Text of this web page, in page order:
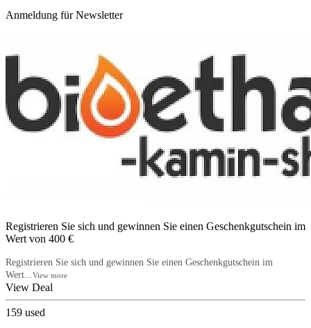
Anmeldung für Newsletter
Registrieren Sie sich und gewinnen Sie einen Geschenkgutschein im
Wert von 400 €
Registrieren Sie sich und gewinnen Sie einen Geschenkgutschein im
Wert...View more
View Deal
159 used